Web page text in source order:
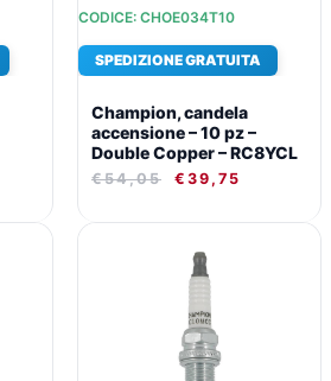
CODICE: CHOE034T10
SPEDIZIONE GRATUITA
Champion, candela
accensione – 10 pz –
Double Copper – RC8YCL
€54,05 € 39,75
PREZZO
ORIGINALE
ERA: